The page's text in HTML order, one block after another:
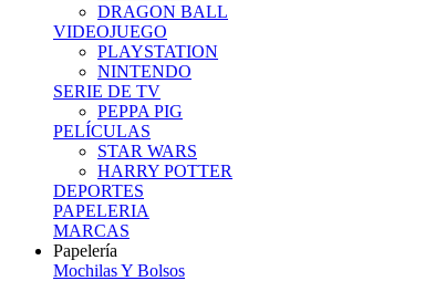
DRAGON BALL
VIDEOJUEGO
PLAYSTATION
NINTENDO
SERIE DE TV
PEPPA PIG
PELÍCULAS
STAR WARS
HARRY POTTER
DEPORTES
PAPELERIA
MARCAS
Papelería
Mochilas Y Bolsos